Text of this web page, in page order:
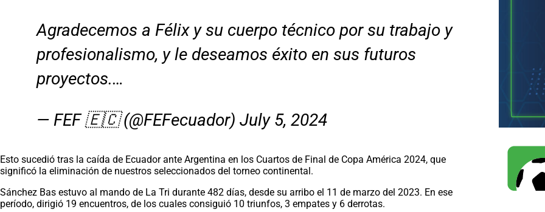
Agradecemos a Félix y su cuerpo técnico por su trabajo y
profesionalismo, y le deseamos éxito en sus futuros
proyectos.…
— FEF 🇪🇨 (@FEFecuador) July 5, 2024
Esto sucedió tras la caída de Ecuador ante Argentina en los Cuartos de Final de Copa América 2024, que
significó la eliminación de nuestros seleccionados del torneo continental.
Sánchez Bas estuvo al mando de La Tri durante 482 días, desde su arribo el 11 de marzo del 2023. En ese
período, dirigió 19 encuentros, de los cuales consiguió 10 triunfos, 3 empates y 6 derrotas.